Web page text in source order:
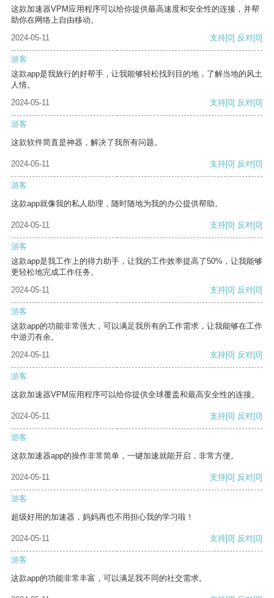
这款加速器VPM应用程序可以给你提供最高速度和安全性的连接，并帮
助你在网络上自由移动。
2024-05-11
支持[0] 反对[0]
游客
这款app是我旅行的好帮手，让我能够轻松找到目的地，了解当地的风土
人情。
2024-05-11
支持[0] 反对[0]
游客
这款软件简直是神器，解决了我所有问题。
2024-05-11 支持[0] 反对[0]
游客
这款app就像我的私人助理，随时随地为我的办公提供帮助。
2024-05-11 支持[0] 反对[0]
游客
这款app是我工作上的得力助手，让我的工作效率提高了50%，让我能够
更轻松地完成工作任务。
2024-05-11
支持[0] 反对[0]
游客
这款app的功能非常强大，可以满足我所有的工作需求，让我能够在工作
中游刃有余。
2024-05-11
支持[0] 反对[0]
游客
这款加速器VPM应用程序可以给你提供全球覆盖和最高安全性的连接。
2024-05-11 支持[0] 反对[0]
游客
这款加速器app的操作非常简单，一键加速就能开启，非常方便。
2024-05-11 支持[0] 反对[0]
游客
超级好用的加速器，妈妈再也不用担心我的学习啦！
2024-05-11 支持[0] 反对[0]
游客
这款app的功能非常丰富，可以满足我不同的社交需求。